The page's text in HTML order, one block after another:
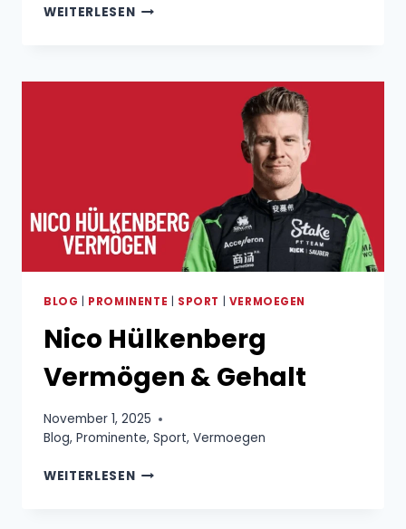
WEITERLESENJULIAN
BLOG | PROMINENTE | SPORT | VERMOEGEN
Nico Hülkenberg
Vermögen & Gehalt
November 1, 2025
Blog, Prominente, Sport, Vermoegen
WEITERLESENNICO